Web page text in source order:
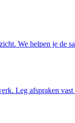
We helpen je de
Leg afspraken